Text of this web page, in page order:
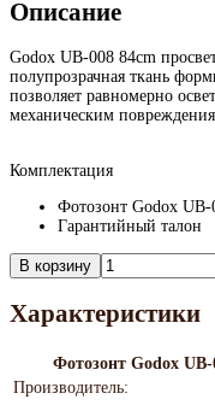
Описание
Godox UB-008 84cm
полупрозрачная ткань
позволяет равномерно
механическим
Комплектация
Фотозонт Godox
Гарантийный талон
В корзину
Характеристики
Фотозонт Godox
Производитель: